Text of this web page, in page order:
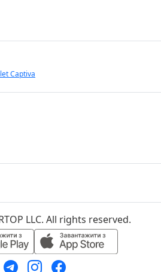
Captiva
LLC. All rights reserved.